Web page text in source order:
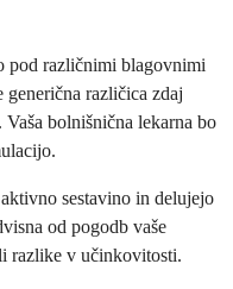
pod različnimi blagovnimi
različica zdaj
bolnišnična lekarna bo
sestavino in delujejo
od pogodb vaše
razlike v učinkovitosti.